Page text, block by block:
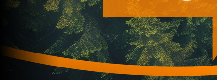
4 sedmica 14 h
A Selekcija
Sve je gotovo: Edin Džeko donio
odluku, evo gdje nastavlja
1 sedmica 3 dan